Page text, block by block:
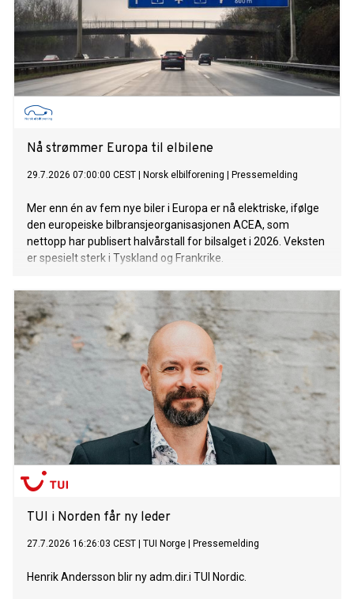
Nå strømmer Europa til elbilene
29.7.2026 07:00:00 CEST Norsk elbilforening Pressemelding
Mer enn én av fem nye biler i Europa er nå elektriske, ifølge
den europeiske bilbransjeorganisasjonen ACEA, som
nettopp har publisert halvårstall for bilsalget i 2026. Veksten
er spesielt sterk i Tyskland og Frankrike.
TUI i Norden får ny leder
27.7.2026 16:26:03 CEST TUI Norge Pressemelding
Henrik Andersson blir ny adm.dir.i TUI Nordic.